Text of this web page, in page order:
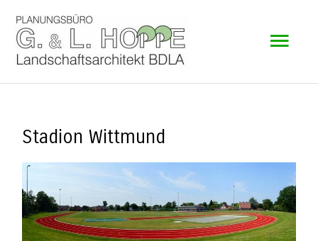
Zum
Inhalt
springen
Stadion Wittmund